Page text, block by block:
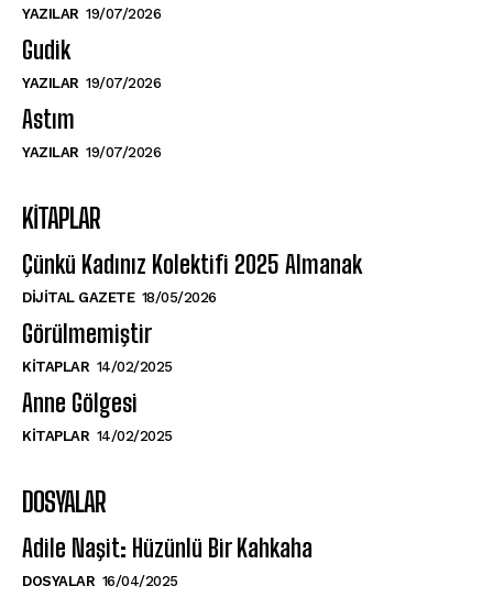
YAZILAR 19/07/2026
Gudik
YAZILAR 19/07/2026
Astım
YAZILAR 19/07/2026
KITAPLAR
Çünkü Kadınız Kolektifi 2025 Almanak
DIJITAL GAZETE 18/05/2026
Görülmemiştir
KITAPLAR 14/02/2025
Anne Gölgesi
KITAPLAR 14/02/2025
DOSYALAR
Adile Naşit: Hüzünlü Bir Kahkaha
DOSYALAR 16/04/2025